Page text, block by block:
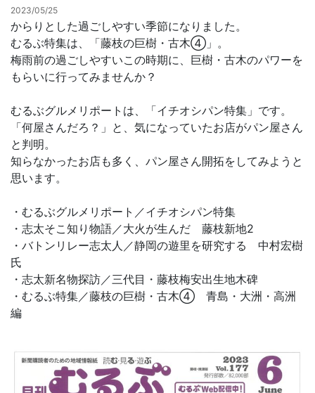
お問合せ
2023/05/25
からりとした過ごしやすい季節になりました。
むるぶ特集は、「藤枝の巨樹・古木➃」。
梅雨前の過ごしやすいこの時期に、巨樹・古木のパワーを
もらいに行ってみませんか？
むるぶグルメリポートは、「イチオシパン特集」です。
「何屋さんだろ？」と、気になっていたお店がパン屋さん
と判明。
知らなかったお店も多く、パン屋さん開拓をしてみようと
思います。
・むるぶグルメリポート／イチオシパン特集
・志太そこ知り物語／大火が生んだ 藤枝新地2
・バトンリレー志太人／静岡の遊里を研究する 中村宏樹
氏
・志太新名物探訪／三代目・藤枝梅安出生地木碑
・むるぶ特集／藤枝の巨樹・古木➃ 青島・大洲・高洲
編